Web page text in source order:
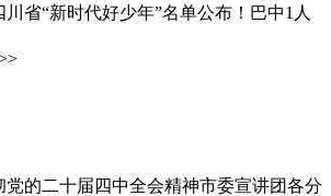
川省“新时代好少年”名单公布！巴中1人
党的二十届四中全会精神市委宣讲团各分